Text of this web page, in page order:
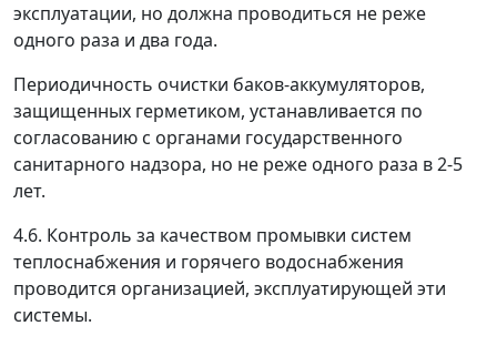
эксплуатации, но должна проводиться не реже
одного раза и два года.
Периодичность очистки баков-аккумуляторов,
защищенных герметиком, устанавливается по
согласованию с органами государственного
санитарного надзора, но не реже одного раза в 2-5
лет.
4.6. Контроль за качеством промывки систем
теплоснабжения и горячего водоснабжения
проводится организацией, эксплуатирующей эти
системы.